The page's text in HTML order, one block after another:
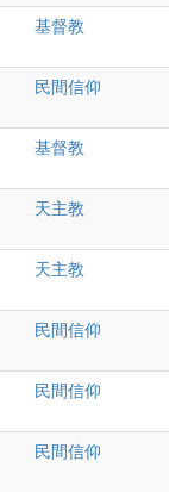
基督教
民間信仰
基督教
天主教
天主教
民間信仰
民間信仰
民間信仰